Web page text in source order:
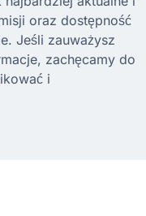
oraz dostępność
Jeśli zauważysz
zachęcamy do
i